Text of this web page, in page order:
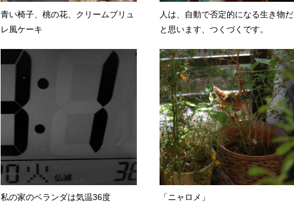
青い椅子、桃の花、クリームブリュ
レ風ケーキ
人は、自動で否定的になる生き物だ
と思います、つくづくです。
私の家のベランダは気温36度 「ニャロメ」